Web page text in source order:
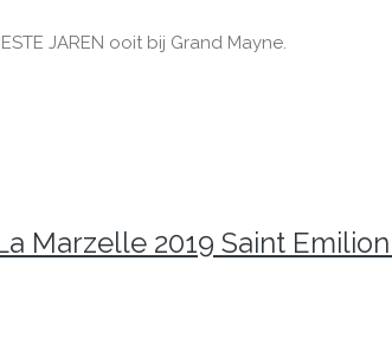
JAREN ooit bij Grand Mayne.
Marzelle 2019 Saint